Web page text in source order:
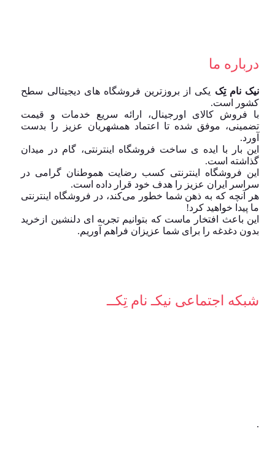
درباره ما
نیک نام تِک یکی از بروزترین فروشگاه های دیجیتالی سطح
کشور است.
با فروش کالای اورجینال، ارائه سریع خدمات و قیمت
تضمینی، موفق شده تا اعتماد همشهریان عزیز را بدست
آورد.
این بار با ایده ی ساخت فروشگاه اینترنتی، گام در میدان
گذاشته است.
این فروشگاه اینترنتی کسب رضایت هموطنان گرامی در
سراسر ایران عزیز را هدف خود قرار داده است.
هر آنچه که به ذهن شما خطور می‌کند، در فروشگاه اینترنتی
ما پیدا خواهید کرد!
این باعث افتخار ماست که بتوانیم تجربه ای دلنشین ازخرید
بدون دغدغه را برای شما عزیزان فراهم آوریم.
شبکه‌ اجتماعی نیکـ نام تِکــ
.